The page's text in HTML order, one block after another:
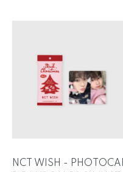
NCT WISH -